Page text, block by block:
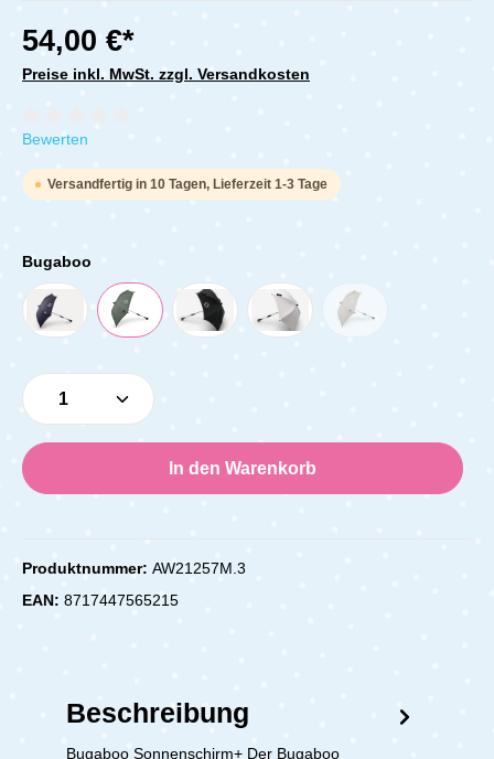
54,00 €*
Preise inkl. MwSt. zzgl. Versandkosten
Durchschnittliche Bewertung von 0 von 5 Sternen
Bewerten
Versandfertig in 10 Tagen, Lieferzeit 1-3 Tage
Bugaboo
Produkt Anzahl: Gib den gewünschten
In den Warenkorb
Produktnummer: AW21257M.3
EAN: 8717447565215
Beschreibung
Bugaboo Sonnenschirm+ Der Bugaboo